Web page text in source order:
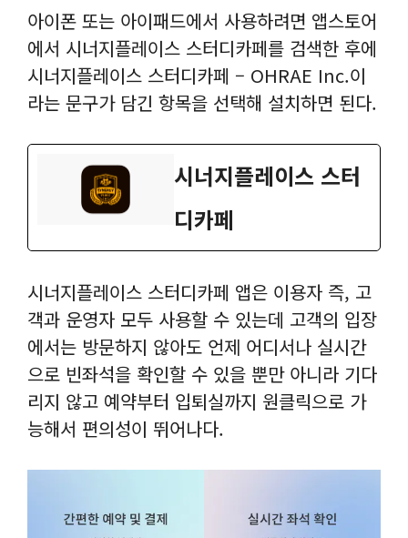
아이폰 또는 아이패드에서 사용하려면 앱스토어
에서 시너지플레이스 스터디카페를 검색한 후에
시너지플레이스 스터디카페 – OHRAE Inc.이
라는 문구가 담긴 항목을 선택해 설치하면 된다.
‎시너지플레이스 스터
디카페
시너지플레이스 스터디카페 앱은 이용자 즉, 고
객과 운영자 모두 사용할 수 있는데 고객의 입장
에서는 방문하지 않아도 언제 어디서나 실시간
으로 빈좌석을 확인할 수 있을 뿐만 아니라 기다
리지 않고 예약부터 입퇴실까지 원클릭으로 가
능해서 편의성이 뛰어나다.